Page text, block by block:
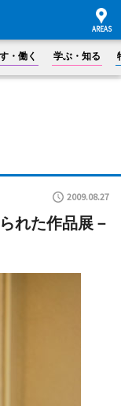
・働く 学ぶ・知る
2009.08.27
れた作品展－